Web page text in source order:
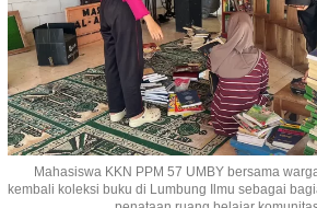
Mahasiswa KKN PPM 57 UMBY bersama
kembali koleksi buku di Lumbung Ilmu sebagai